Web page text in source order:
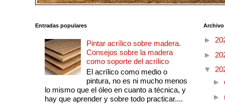
Entradas populares
Pintar acrílico sobre madera.
Consejos sobre la madera
como soporte del acrílico
El acrílico como medio o
pintura, no es ni mucho menos
lo mismo que el óleo en cuanto a técnica, y
hay que aprender y sobre todo practicar....
►
►
▼
►
►